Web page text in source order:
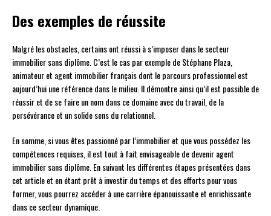
Des exemples de réussite
Malgré les obstacles, certains ont réussi à s’imposer dans le secteur
immobilier sans diplôme. C’est le cas par exemple de Stéphane Plaza,
animateur et agent immobilier français dont le parcours professionnel est
aujourd’hui une référence dans le milieu. Il démontre ainsi qu’il est possible de
réussir et de se faire un nom dans ce domaine avec du travail, de la
persévérance et un solide sens du relationnel.
En somme, si vous êtes passionné par l’immobilier et que vous possédez les
compétences requises, il est tout à fait envisageable de devenir agent
immobilier sans diplôme. En suivant les différentes étapes présentées dans
cet article et en étant prêt à investir du temps et des efforts pour vous
former, vous pourrez accéder à une carrière épanouissante et enrichissante
dans ce secteur dynamique.